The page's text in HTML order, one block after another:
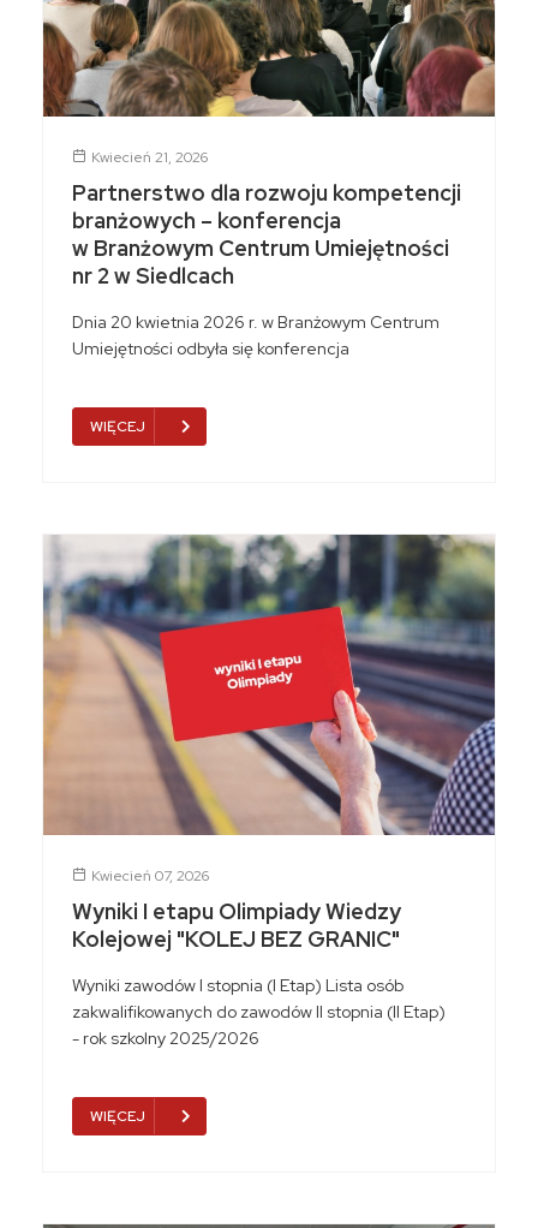
Kwiecień 21, 2026
Partnerstwo dla rozwoju kompetencji
branżowych – konferencja
w Branżowym Centrum Umiejętności
nr 2 w Siedlcach
Dnia 20 kwietnia 2026 r. w Branżowym Centrum
Umiejętności odbyła się konferencja
WIĘCEJ
Kwiecień 07, 2026
Wyniki I etapu Olimpiady Wiedzy
Kolejowej "KOLEJ BEZ GRANIC"
Wyniki zawodów I stopnia (I Etap) Lista osób
zakwalifikowanych do zawodów II stopnia (II Etap)
- rok szkolny 2025/2026
WIĘCEJ